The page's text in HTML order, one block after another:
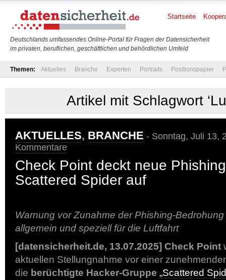
Deutschlands umfassendes Online-Portal für Fragen der Datensicherheit
im privaten, beruflichen, geschäftlichen und behördlichen Umfeld
Startseite
Themen: Aktuelles Branche Experten Portraits Positionspapier
Artikel mit Schlagwort
AKTUELLES, BRANCHE - Sonntag, Juli 13,
Kommentare
Check Point deckt neue
Scattered Spider auf
Warnung vor Zunahme der Phishing-
allgemein und speziell für die Luftfahrt
[datensicherheit.de, 13.07.2025] Check Point
aktuellen Stellungnahme vor einer
die berüchtigte Hacker-Gruppe „Scattered